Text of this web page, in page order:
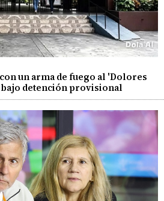
un arma de fuego al 'Dolores
detención provisional